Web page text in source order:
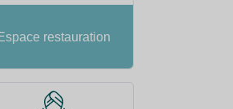
Espace restauration